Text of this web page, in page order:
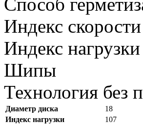
Индекс
Индекс
Шипы
Технология без
Диаметр диска
18
Индекс нагрузки
107